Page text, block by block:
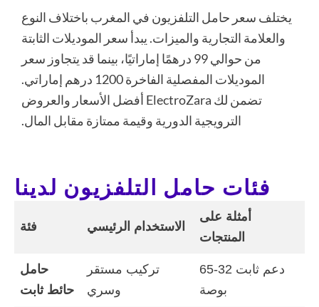
يختلف سعر حامل التلفزيون في المغرب باختلاف النوع
والعلامة التجارية والميزات. يبدأ سعر الموديلات الثابتة
من حوالي 99 درهمًا إماراتيًا، بينما قد يتجاوز سعر
الموديلات المفصلية الفاخرة 1200 درهم إماراتي.
تضمن لك ElectroZara أفضل الأسعار والعروض
الترويجية الدورية وقيمة ممتازة مقابل المال.
فئات حامل التلفزيون لدينا
فئة الاستخدام الرئيسي
أمثلة على
المنتجات
حامل
حائط ثابت
تركيب مستقر
وسري
دعم ثابت 32-65
بوصة